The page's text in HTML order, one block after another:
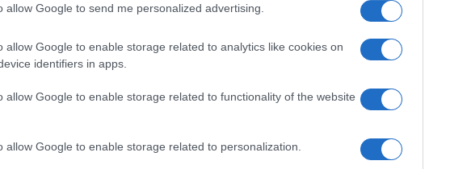
allow Google to send me personalized advertising.
allow Google to enable storage related to analytics like cookies on
identifiers in apps.
allow Google to enable storage related to functionality of the website
allow Google to enable storage related to personalization.
do investidor
das atividades de captação no setor de
que a prolongada alta das taxas afastaria os
de queda nas taxas de juros, há uma
na bolsa, criando mais oportunidades para
Seliccai, a demanda por FIIs tende a aumentar.